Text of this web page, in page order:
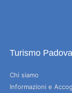
Turismo Padova
Chi siamo
Informazioni e